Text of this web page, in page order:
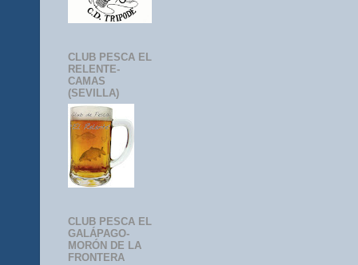
CLUB PESCA EL
RELENTE-
CAMAS
(SEVILLA)
CLUB PESCA EL
GALÁPAGO-
MORÓN DE LA
FRONTERA